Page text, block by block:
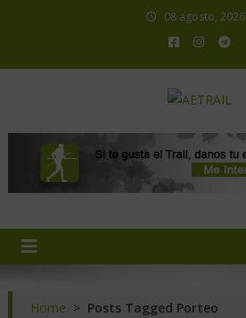
08 agosto, 2026
Home > Posts Tagged Porteo